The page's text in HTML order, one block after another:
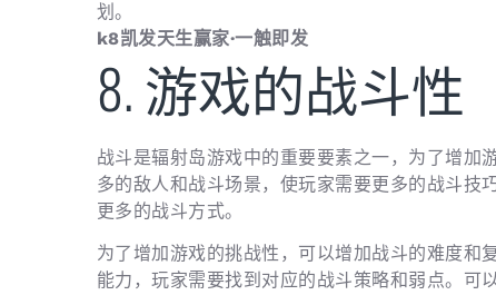
划。
k8凯发天生赢家·一触即发
8. 游戏的战斗性
战斗是辐射岛游戏中的重要要素之一，为了增加
多的敌人和战斗场景，使玩家需要更多的战斗技
更多的战斗方式。
为了增加游戏的挑战性，可以增加战斗的难度和
能力，玩家需要找到对应的战斗策略和弱点。可